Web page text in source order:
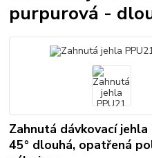
purpurová -
Zahnutá dávkovací
45° dlouhá, opatřená